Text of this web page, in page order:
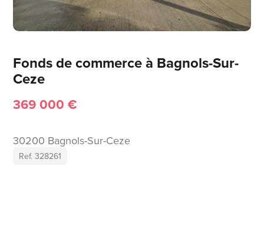
Fonds de commerce à Bagnols-Sur-
Ceze
369 000 €
30200 Bagnols-Sur-Ceze
Ref. 328261